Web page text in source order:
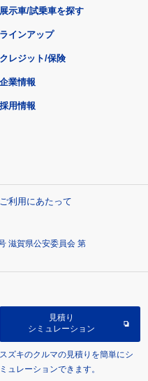
展示車/試乗車を探す
ラインアップ
クレジット/保険
企業情報
採用情報
ご利用にあたって
滋賀県公安委員会 第
見積り
シミュレーション
スズキのクルマの見積りを簡単にシ
ミュレーションできます。